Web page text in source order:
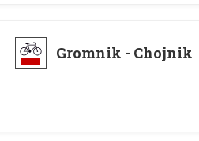
Gromnik - Chojnik